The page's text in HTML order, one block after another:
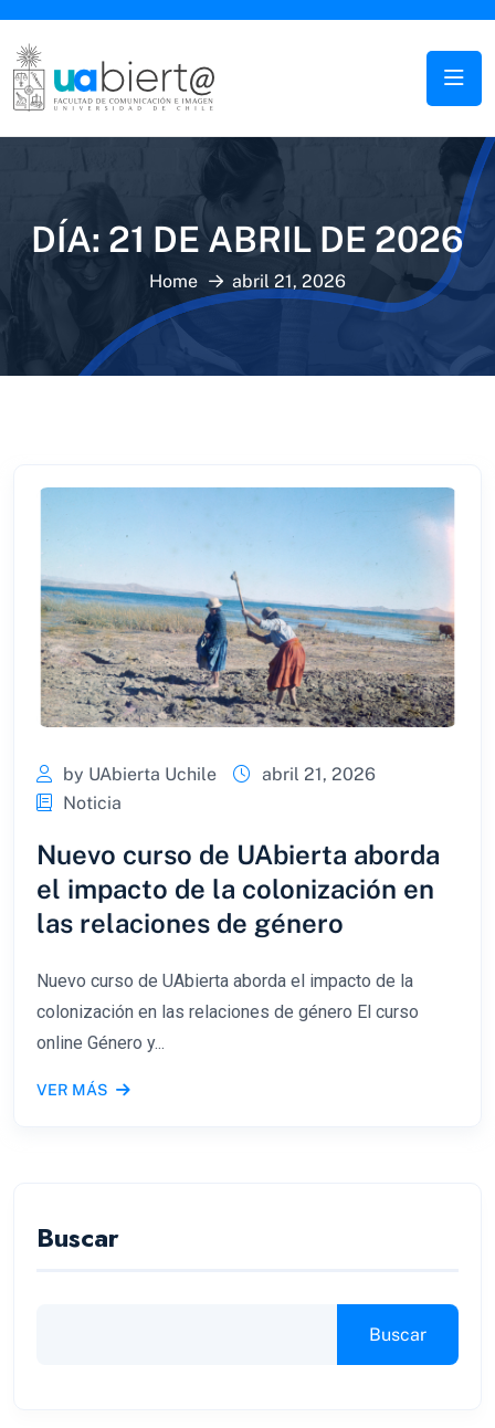
DÍA: 21 DE ABRIL DE 2026
Home abril 21, 2026
by UAbierta Uchile
abril 21, 2026
Noticia
Nuevo curso de UAbierta aborda
el impacto de la colonización en
las relaciones de género
Nuevo curso de UAbierta aborda el impacto de la
colonización en las relaciones de género El curso
online Género y...
VER MÁS
Buscar
Buscar